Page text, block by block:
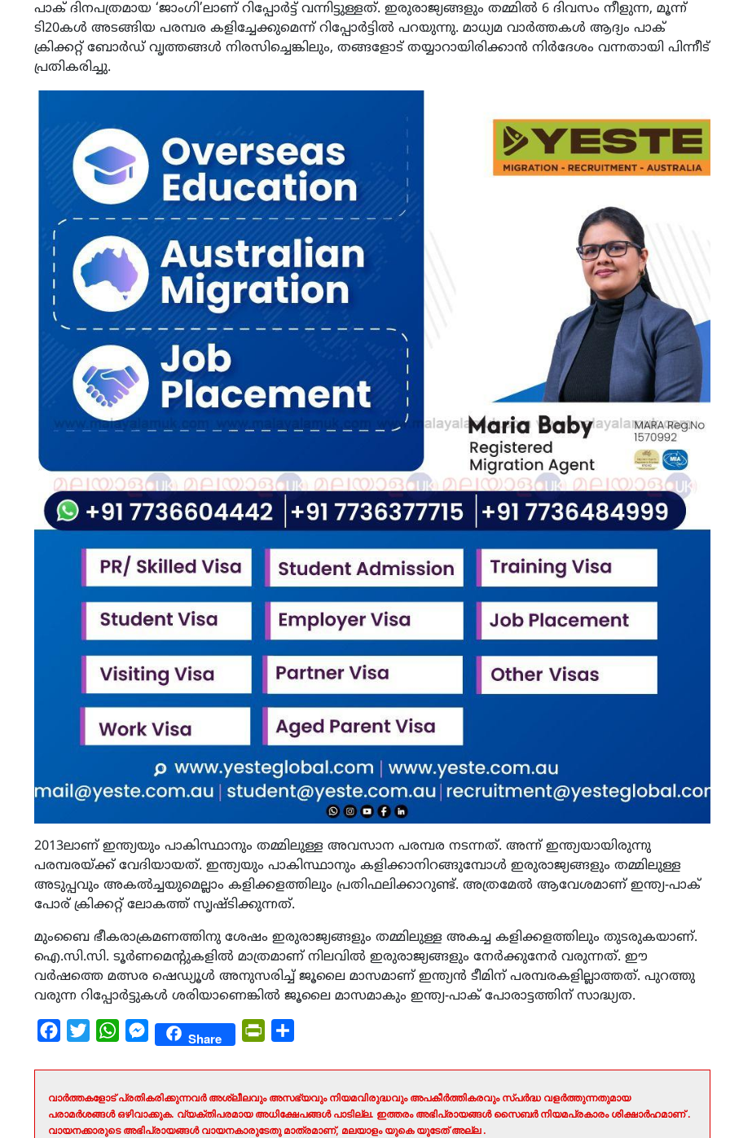
പാക് ദിനപത്രമായ ‘ജാംഗി’ലാണ് റിപ്പോര്‍ട്ട് വന്നിട്ടുള്ളത്. ഇരുരാജ്യങ്ങളും തമ്മില്‍ 6 ദിവസം നീളുന്ന, മൂന്ന്
ടി20കള്‍ അടങ്ങിയ പരമ്പര കളിച്ചേക്കുമെന്ന് റിപ്പോര്‍ട്ടില്‍ പറയുന്നു. മാധ്യമ വാര്‍ത്തകള്‍ ആദ്യം പാക്
ക്രിക്കറ്റ് ബോര്‍ഡ് വൃത്തങ്ങള്‍ നിരസിച്ചെങ്കിലും, തങ്ങളോട് തയ്യാറായിരിക്കാന്‍ നിര്‍ദേശം വന്നതായി പിന്നീട്
പ്രതികരിച്ചു.
2013ലാണ് ഇന്ത്യയും പാകിസ്ഥാനും തമ്മിലുള്ള അവസാന പരമ്പര നടന്നത്. അന്ന് ഇന്ത്യയായിരുന്നു
പരമ്പരയ്ക്ക് വേദിയായത്. ഇന്ത്യയും പാകിസ്ഥാനും കളിക്കാനിറങ്ങുമ്പോള്‍ ഇരുരാജ്യങ്ങളും തമ്മിലുള്ള
അടുപ്പവും അകല്‍ച്ചയുമെല്ലാം കളിക്കളത്തിലും പ്രതിഫലിക്കാറുണ്ട്. അത്രമേല്‍ ആവേശമാണ് ഇന്ത്യ-പാക്
പോര് ക്രിക്കറ്റ് ലോകത്ത് സൃഷ്ടിക്കുന്നത്.
മുംബൈ ഭീകരാക്രമണത്തിനു ശേഷം ഇരുരാജ്യങ്ങളും തമ്മിലുള്ള അകച്ച കളിക്കളത്തിലും തുടരുകയാണ്.
ഐ.സി.സി. ടൂര്‍ണമെന്റുകളില്‍ മാത്രമാണ് നിലവില്‍ ഇരുരാജ്യങ്ങളും നേര്‍ക്കുനേര്‍ വരുന്നത്. ഈ
വര്‍ഷത്തെ മത്സര ഷെഡ്യൂള്‍ അനുസരിച്ച് ജൂലൈ മാസമാണ് ഇന്ത്യന്‍ ടീമിന് പരമ്പരകളില്ലാത്തത്. പുറത്തു
വരുന്ന റിപ്പോര്‍ട്ടുകള്‍ ശരിയാണെങ്കില്‍ ജൂലൈ മാസമാകും ഇന്ത്യ-പാക് പോരാട്ടത്തിന് സാദ്ധ്യത.
Facebook
Twitter WhatsAppMessengerShare PrintFriendly
വാർത്തകളോട് പ്രതികരിക്കുന്നവർ അശ്ലീലവും അസഭ്യവും നിയമവിരുദ്ധവും അപകീർത്തികരവും സ്പർദ്ധ വളർത്തുന്നതുമായ
പരാമർശങ്ങൾ ഒഴിവാക്കുക. വ്യക്തിപരമായ അധിക്ഷേപങ്ങൾ പാടില്ല. ഇത്തരം അഭിപ്രായങ്ങൾ സൈബർ നിയമപ്രകാരം ശിക്ഷാർഹമാണ് .
വായനക്കാരുടെ അഭിപ്രായങ്ങൾ വായനകാരുടേതു മാത്രമാണ്, മലയാളം യുകെ യുടേത് അല്ല .